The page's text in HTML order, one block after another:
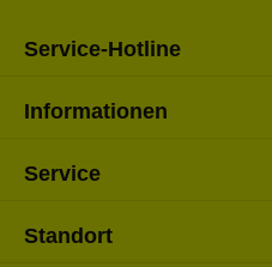
Service-Hotline
Informationen
Service
Standort